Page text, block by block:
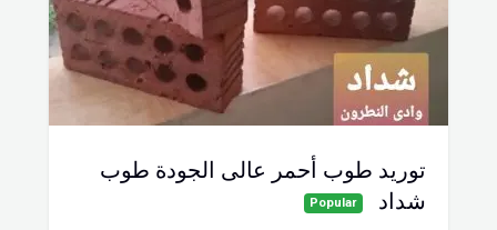
توريد طوب أحمر عالى الجودة طوب
شداد
Popular